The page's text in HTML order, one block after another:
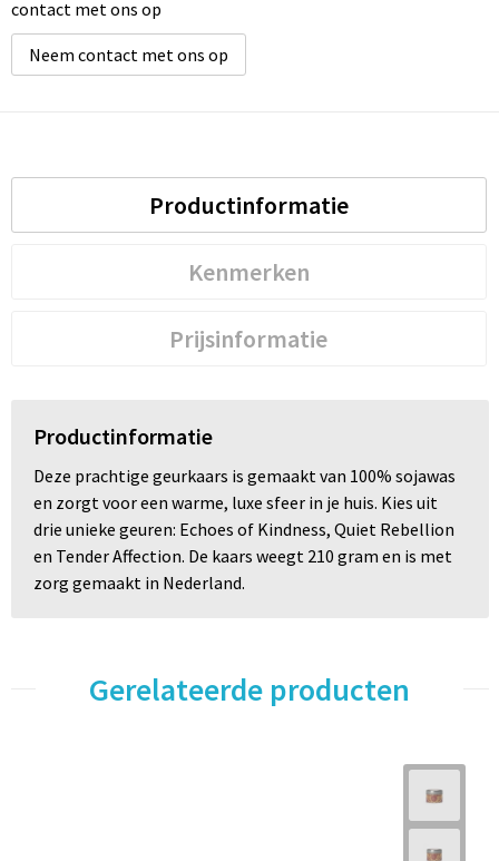
contact met ons op
Neem contact met ons op
Productinformatie
Kenmerken
Prijsinformatie
Productinformatie
Deze prachtige geurkaars is gemaakt van 100% sojawas
en zorgt voor een warme, luxe sfeer in je huis. Kies uit
drie unieke geuren: Echoes of Kindness, Quiet Rebellion
en Tender Affection. De kaars weegt 210 gram en is met
zorg gemaakt in Nederland.
Gerelateerde producten